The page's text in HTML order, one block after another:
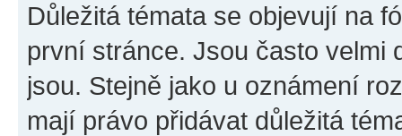
Důležitá témata se objevují na
první stránce. Jsou často velmi
jsou. Stejně jako u oznámení
mají právo přidávat důležitá